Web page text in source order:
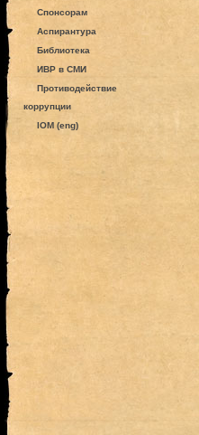
Спонсорам
Аспирантура
Библиотека
ИВР в СМИ
Противодействие
коррупции
IOM (eng)